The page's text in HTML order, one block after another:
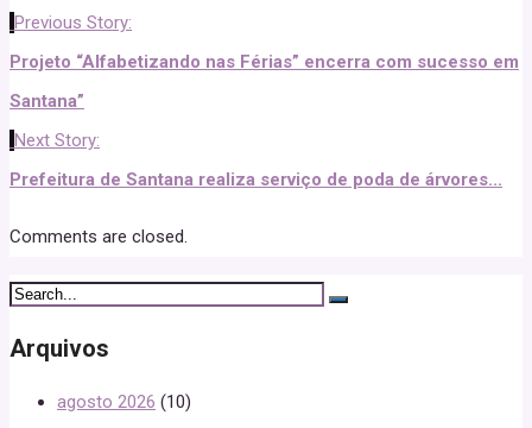
Previous Story:
Projeto “Alfabetizando nas Férias” encerra com sucesso em
Santana”
Next Story:
Prefeitura de Santana realiza serviço de poda de árvores...
Comments are closed.
Arquivos
agosto 2026 (10)